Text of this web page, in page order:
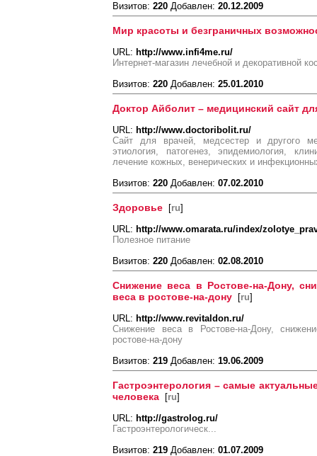
Визитов: 220 Добавлен: 20.12.2009
Мир красоты и безграничных
URL: http://www.infi4me.ru/
Интернет-магазин лечебной и декоративной
Визитов: 220 Добавлен: 25.01.2010
Доктор Айболит – медицинский сайт
URL: http://www.doctoribolit.ru/
Сайт для врачей, медсестер и другого
этиология, патогенез, эпидемиология,
лечение кожных, венерических и
Визитов: 220 Добавлен: 07.02.2010
Здоровье [ru]
URL: http://www.omarata.ru/index/
Полезное питание
Визитов: 220 Добавлен: 02.08.2010
Снижение веса в Ростове-на-Дону,
веса в ростове-на-дону [ru]
URL: http://www.revitaldon.ru/
Снижение веса в Ростове-на-Дону,
ростове-на-дону
Визитов: 219 Добавлен: 19.06.2009
Гастроэнтерология – самые
человека [ru]
URL: http://gastrolog.ru/
Гастроэнтерологическ...
Визитов: 219 Добавлен: 01.07.2009